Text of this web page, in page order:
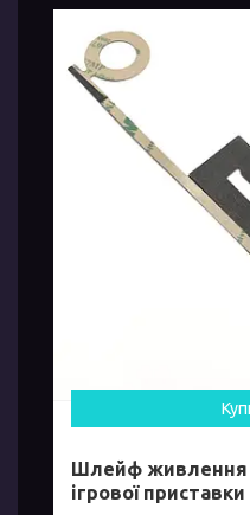
Шлейф живлення
ігрової